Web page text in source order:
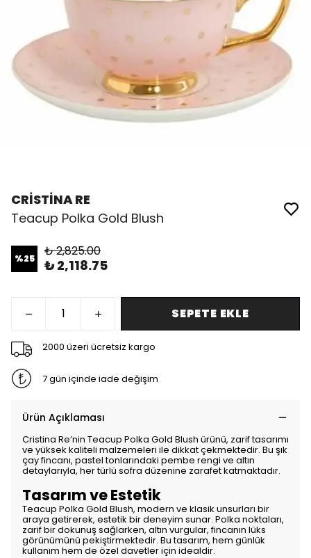
CRİSTİNA RE
Teacup Polka Gold Blush
%25 ₺ 2,825.00
₺ 2,118.75
SEPETE EKLE
2000 üzeri ücretsiz kargo
7 gün içinde iade değişim
Ürün Açıklaması
Cristina Re’nin Teacup Polka Gold Blush ürünü, zarif tasarımı
ve yüksek kaliteli malzemeleri ile dikkat çekmektedir. Bu şık
çay fincanı, pastel tonlarındaki pembe rengi ve altın
detaylarıyla, her türlü sofra düzenine zarafet katmaktadır.
Tasarım ve Estetik
Teacup Polka Gold Blush, modern ve klasik unsurları bir
araya getirerek, estetik bir deneyim sunar. Polka noktaları,
zarif bir dokunuş sağlarken, altın vurgular, fincanın lüks
görünümünü pekiştirmektedir. Bu tasarım, hem günlük
kullanım hem de özel davetler için idealdir.